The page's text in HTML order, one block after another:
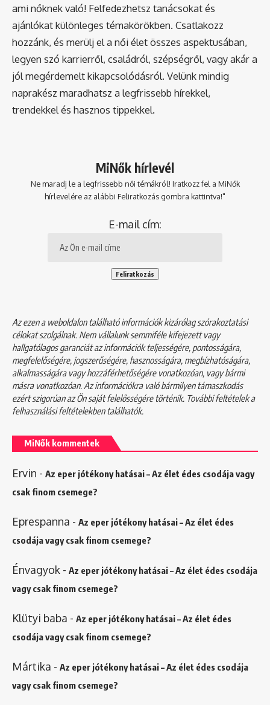
ami nőknek való! Felfedezhetsz tanácsokat és
ajánlókat különleges témakörökben. Csatlakozz
hozzánk, és merülj el a női élet összes aspektusában,
legyen szó karrierről, családról, szépségről, vagy akár a
jól megérdemelt kikapcsolódásról. Velünk mindig
naprakész maradhatsz a legfrissebb hírekkel,
trendekkel és hasznos tippekkel.
MiNők hírlevél
Ne maradj le a legfrissebb női témákról! Iratkozz fel a MiNők
hírlevelére az alábbi Feliratkozás gombra kattintva!"
E-mail cím:
Az ezen a weboldalon található információk kizárólag szórakoztatási
célokat szolgálnak. Nem vállalunk semmiféle kifejezett vagy
hallgatólagos garanciát az információk teljességére, pontosságára,
megfelelőségére, jogszerűségére, hasznosságára, megbízhatóságára,
alkalmasságára vagy hozzáférhetőségére vonatkozóan, vagy bármi
másra vonatkozóan. Az információkra való bármilyen támaszkodás
ezért szigorúan az Ön saját felelősségére történik. További feltételek a
felhasználási feltételekbentalálhatók.
MiNők kommentek
Ervin - Az eper jótékony hatásai – Az élet édes csodája vagy
csak finom csemege?
Eprespanna - Az eper jótékony hatásai – Az élet édes
csodája vagy csak finom csemege?
Énvagyok - Az eper jótékony hatásai – Az élet édes csodája
vagy csak finom csemege?
Klütyi baba - Az eper jótékony hatásai – Az élet édes
csodája vagy csak finom csemege?
Mártika - Az eper jótékony hatásai – Az élet édes csodája
vagy csak finom csemege?